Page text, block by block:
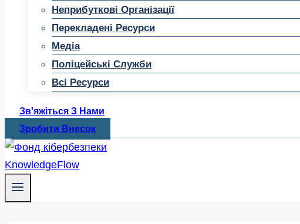
Неприбуткові Організації
Перекладені Ресурси
Медіа
Поліцейські Служби
Всі Ресурси
Зв'яжіться З Нами
Зробити Внесок